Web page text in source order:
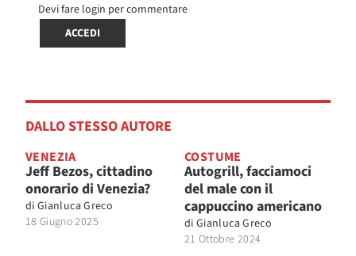
Devi fare login per commentare
ACCEDI
DALLO STESSO AUTORE
VENEZIA
Jeff Bezos, cittadino
onorario di Venezia?
di Gianluca Greco
18 Giugno 2025
COSTUME
Autogrill, facciamoci
del male con il
cappuccino americano
di Gianluca Greco
21 Ottobre 2024